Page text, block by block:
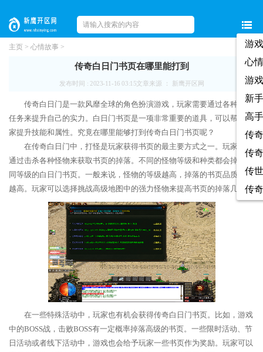
游
心
游
新
高
传
传
传
传
主页 > 心情故事 >
传奇白日门书页在哪里能打到
发布时间 : 2023-11-16 03:15文章来源 ： 新鹰开区网
传奇白日门是一款风靡全球的角色扮演游戏，玩家需要通过各种冒险
任务来提升自己的实力。白日门书页是一项非常重要的道具，可以帮助玩
家提升技能和属性。究竟在哪里能够打到传奇白日门书页呢？
在传奇白日门中，打怪是玩家获得书页的最主要方式之一。玩家可以
通过击杀各种怪物来获取书页的掉落。不同的怪物等级和种类都会掉落不
同等级的白日门书页。一般来说，怪物的等级越高，掉落的书页品质也会
越高。玩家可以选择挑战高级地图中的强力怪物来提高书页的掉落几率。
在一些特殊活动中，玩家也有机会获得传奇白日门书页。比如，游戏
中的BOSS战，击败BOSS有一定概率掉落高级的书页。一些限时活动、节
日活动或者线下活动中，游戏也会给予玩家一些书页作为奖励。玩家可以